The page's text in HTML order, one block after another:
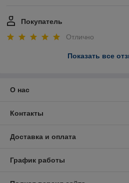
Покупатель
Отлично
Показать все
О нас
Контакты
Доставка и оплата
График работы